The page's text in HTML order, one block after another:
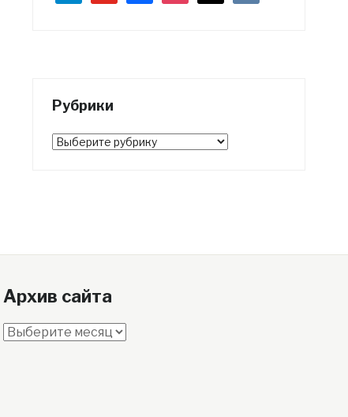
Рубрики
Рубрики
Архив сайта
Архив